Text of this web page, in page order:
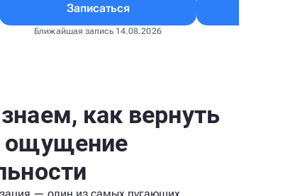
Записаться
Ближайшая запись 14.08.2026
как вернуть
ощущение